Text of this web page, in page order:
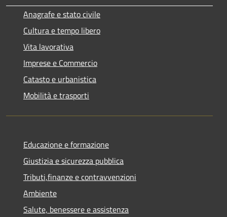
Anagrafe e stato civile
Cultura e tempo libero
Vita lavorativa
Imprese e Commercio
Catasto e urbanistica
Mobilità e trasporti
Educazione e formazione
Giustizia e sicurezza pubblica
Tributi,finanze e contravvenzioni
Ambiente
Salute, benessere e assistenza